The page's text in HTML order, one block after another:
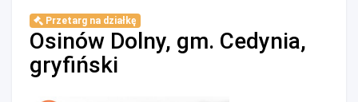
Przetarg na działkę
Osinów Dolny, gm. Cedynia,
gryfiński